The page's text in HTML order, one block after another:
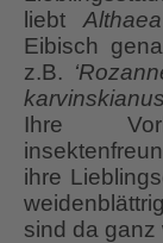
liebt
Eibisch
z.B.
karvinskianus
Ihre
ihre
sind da ganz